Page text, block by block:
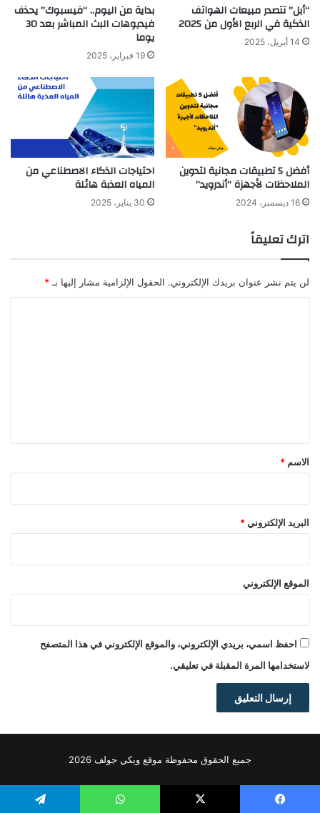
“أبل” تتصدر مبيعات الهواتف
الذكية في الربع الأول من 2025
14 أبريل، 2025
بداية من اليوم.. “فيسبوك” يحذف
فيديوهات البث المباشر بعد 30
يوما
19 فبراير، 2025
أفضل 5 تطبيقات مجانية لتدوين
الملاحظات لأجهزة “أندرويد”
16 ديسمبر، 2024
احتياجات الذكاء الاصطناعي من
المياه العذبة هائلة
30 يناير، 2025
اترك تعليقاً
لن يتم نشر عنوان بريدك الإلكتروني. الحقول الإلزامية مشار إليها بـ *
*
الاسم *
البريد الإلكتروني *
الموقع الإلكتروني
احفظ اسمي، بريدي الإلكتروني، والموقع الإلكتروني في هذا المتصفح
لاستخدامها المرة المقبلة في تعليقي.
جميع الحقوق محفوظة موقع ويكي جولف 2026